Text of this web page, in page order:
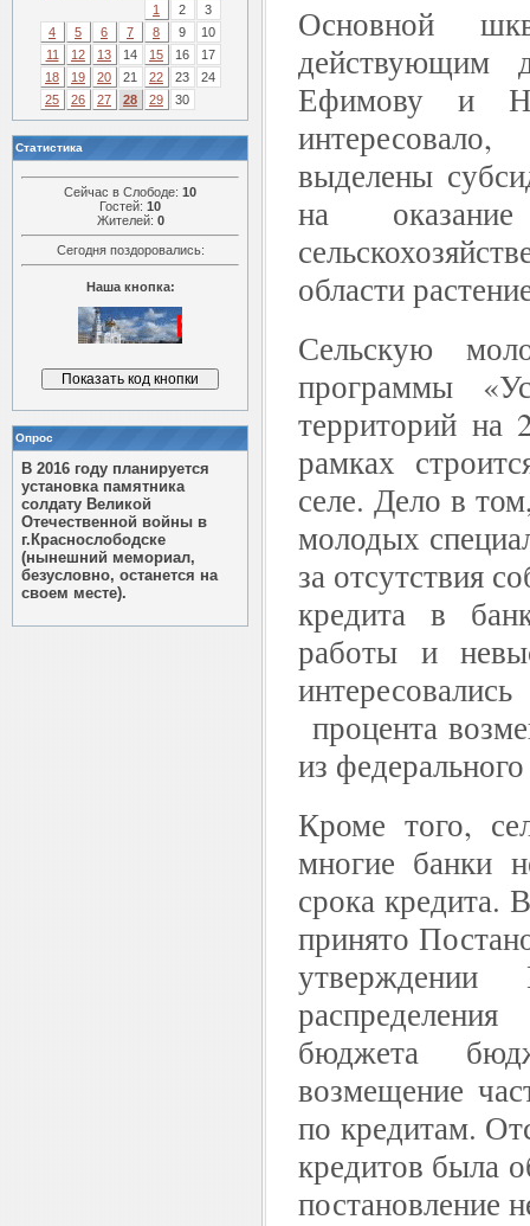
1
2
3
4
5 6 7 8 9
10
11
12 13 14 15 16
17
18
19 20 21 22 23
24
25
26 27 28 29 30
Статистика
Сейчас в Слободе: 10
Гостей: 10
Жителей: 0
Сегодня поздоровались:
Наша кнопка:
Опрос
В 2016 году планируется
установка памятника
солдату Великой
Отечественной войны в
г.Краснослободске
(нынешний мемориал,
безусловно, останется на
своем месте).
Основной
действующим
Ефимову и
выделены
на
области
Сельскую
программы
территорий
рамках
селе. Дело в
молодых
за отсутствия
кредита в
работы и
процента
из
Кроме того,
многие банки
срока кредита.
принято
утверждении
бюджета
возмещение
по кредитам.
кредитов была
постановление